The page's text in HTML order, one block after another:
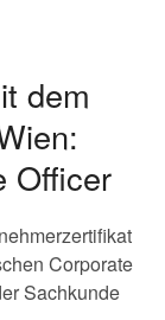
dem
Officer
Corporate
Sachkunde